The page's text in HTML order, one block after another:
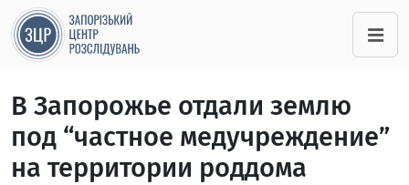
В Запорожье отдали землю
под “частное медучреждение”
на территории роддома